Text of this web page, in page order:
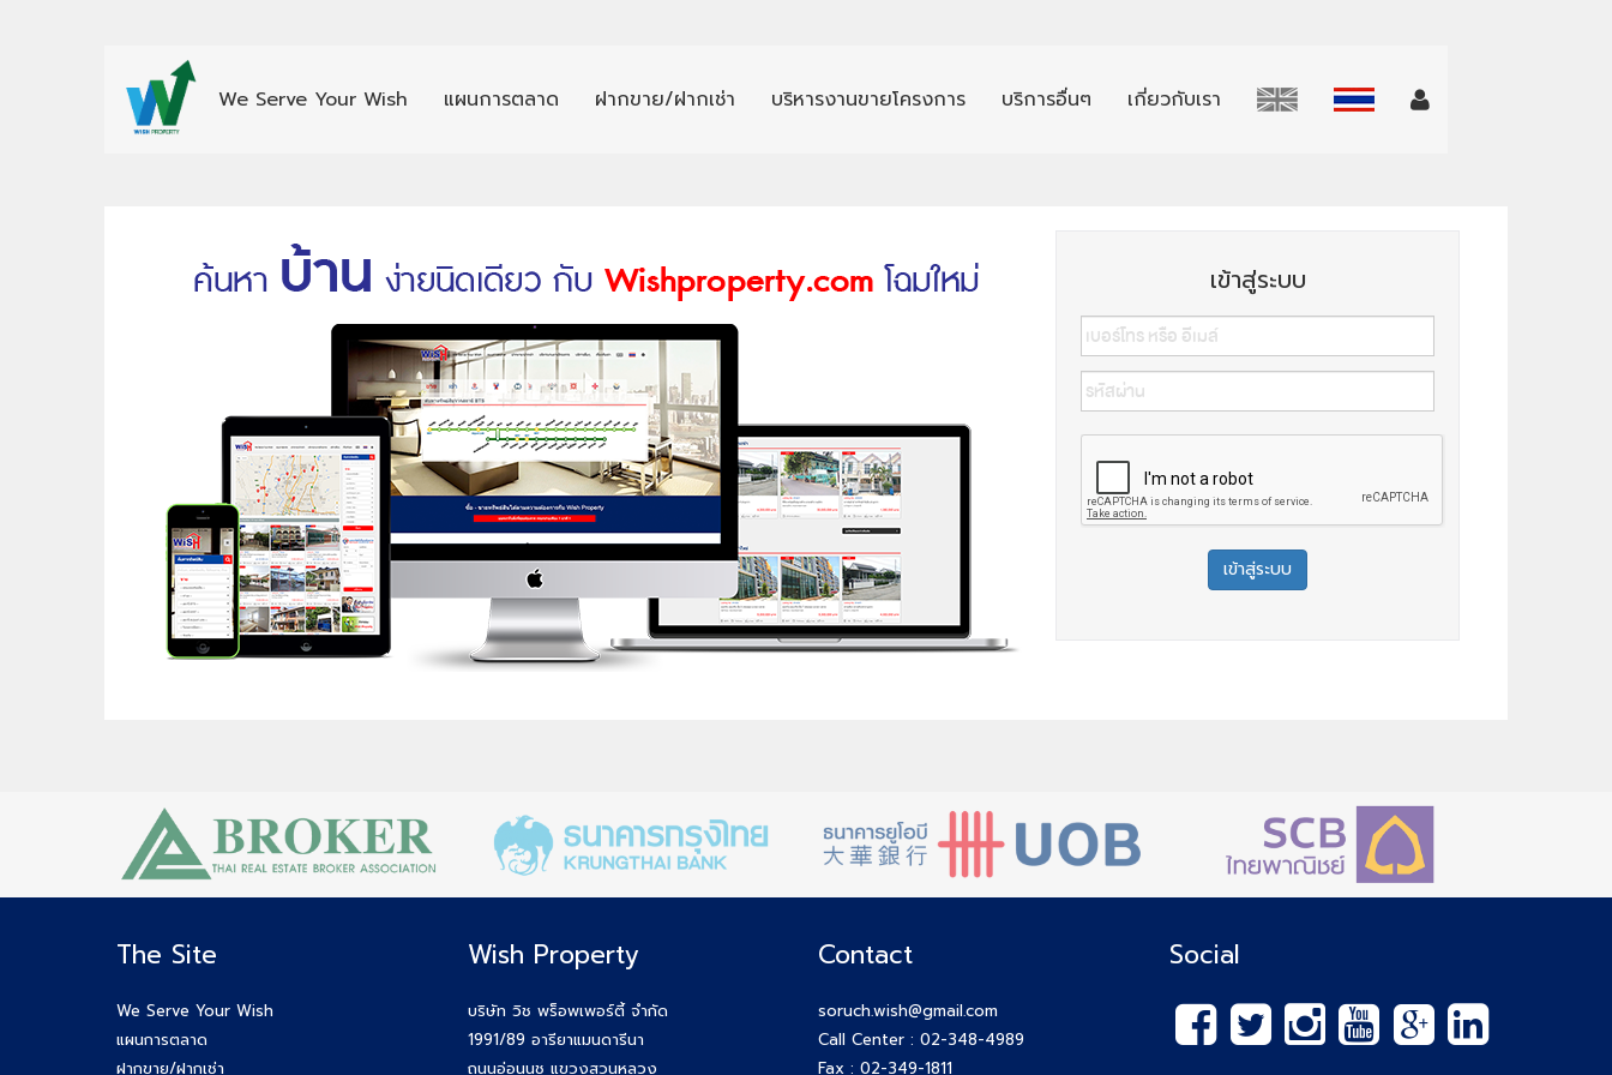
We Serve Your Wish แผนการตลาด ฝากขาย/ฝากเช่า บริหารงานขายโครงการ บริการอื่นๆ เกี่ยวกับเรา
เข้าสู่ระบบ
The Site
We Serve Your Wish
แผนการตลาด
ฝากขาย/ฝากเช่า
Wish Property
บริษัท วิช พร็อพเพอร์ตี้ จำกัด
1991/89 อารียาแมนดารีนา
ถนนอ่อนนุช แขวงสวนหลวง
Contact
soruch.wish@gmail.com
Call Center : 02-348-4989
Fax : 02-349-1811
Social